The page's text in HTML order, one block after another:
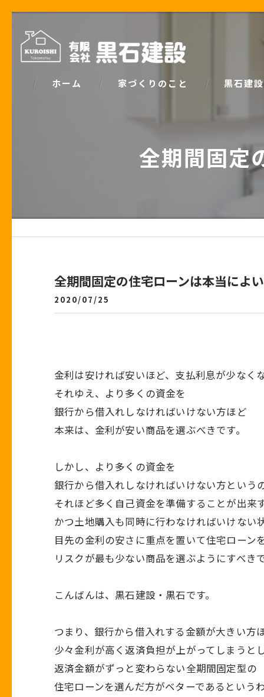
ホーム 家づくりのこと
家づくりで大事な「お金の話」
黒石建
ZEH
全期間固定
全期間固定の住宅ローンは本当によ
2020/07/25
金利は安ければ安いほど、支払利息が少なくな
それゆえ、より多くの資金を
銀行から借入れしなければいけない方ほど
本来は、金利が安い商品を選ぶべきです。
しかし、より多くの資金を
銀行から借入れしなければいけない方というの
それほど多く自己資金を準備することが出来ず
かつ土地購入も同時に行わなければいけない
目先の金利の安さに重点を置いて住宅ローン
リスクが最も少ない商品を選ぶようにすべきで
こんばんは、黒石建設・黒石です。
つまり、銀行から借入れする金額が大きい方ほ
少々金利が高く返済負担が上がってしまうとし
返済金額がずっと変わらない全期間固定型の
住宅ローンを選んだ方がベターであるという